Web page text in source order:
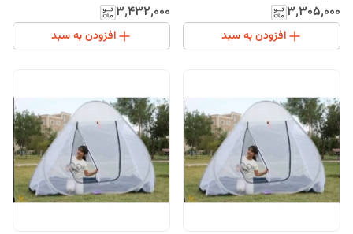
۳٬۳۰۵٬۰۰۰
افزودن به سبد
۳٬۴۳۲٬۰۰۰
افزودن به سبد